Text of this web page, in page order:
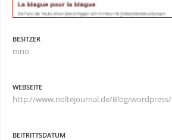
BESITZER
mno
WEBSEITE
http://www.noltejournal.de/Blog/wordpress/
BEITRITTSDATUM